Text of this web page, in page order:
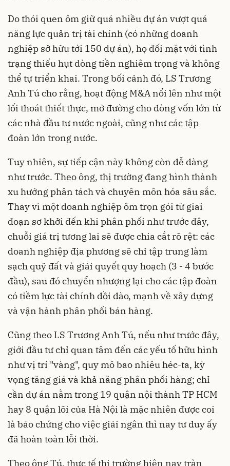
Do thói quen ôm giữ quá nhiều dự án vượt quá
năng lực quản trị tài chính (có những doanh
nghiệp sở hữu tới 150 dự án), họ đối mặt với tình
trạng thiếu hụt dòng tiền nghiêm trọng và không
thể tự triển khai. Trong bối cảnh đó, LS Trương
Anh Túcho rằng, hoạt động M&A nổi lên như một
lối thoát thiết thực, mở đường cho dòng vốn lớn từ
các nhà đầu tư nước ngoài, cũng như các tập
đoàn lớn trong nước.
Tuy nhiên, sự tiếp cận này không còn dễ dàng
như trước. Theo ông, thị trường đang hình thành
xu hướng phân tách và chuyên môn hóa sâu sắc.
Thay vì một doanh nghiệp ôm trọn gói từ giai
đoạn sơ khởi đến khi phân phối như trước đây,
chuỗi giá trị tương lai sẽ được chia cắt rõ rệt: các
doanh nghiệp địa phương sẽ chỉ tập trung làm
sạch quỹ đất và giải quyết quy hoạch (3 - 4 bước
đầu), sau đó chuyển nhượng lại cho các tập đoàn
có tiềm lực tài chính dồi dào, mạnh về xây dựng
và vận hành phân phối bán hàng.
Cũng theo LS Trương Anh Tú, nếu như trước đây,
giới đầu tư chỉ quan tâm đến các yếu tố hữu hình
như vị trí "vàng", quy mô bao nhiêu héc-ta, kỳ
vọng tăng giá và khả năng phân phối hàng; chỉ
cần dự án nằm trong 19 quận nội thành TP HCM
hay 8 quận lõi của Hà Nội là mặc nhiên được coi
là bảo chứng cho việc giải ngân thì nay tư duy ấy
đã hoàn toàn lỗi thời.
Theo ông Tú, thực tế thị trường hiện nay tràn